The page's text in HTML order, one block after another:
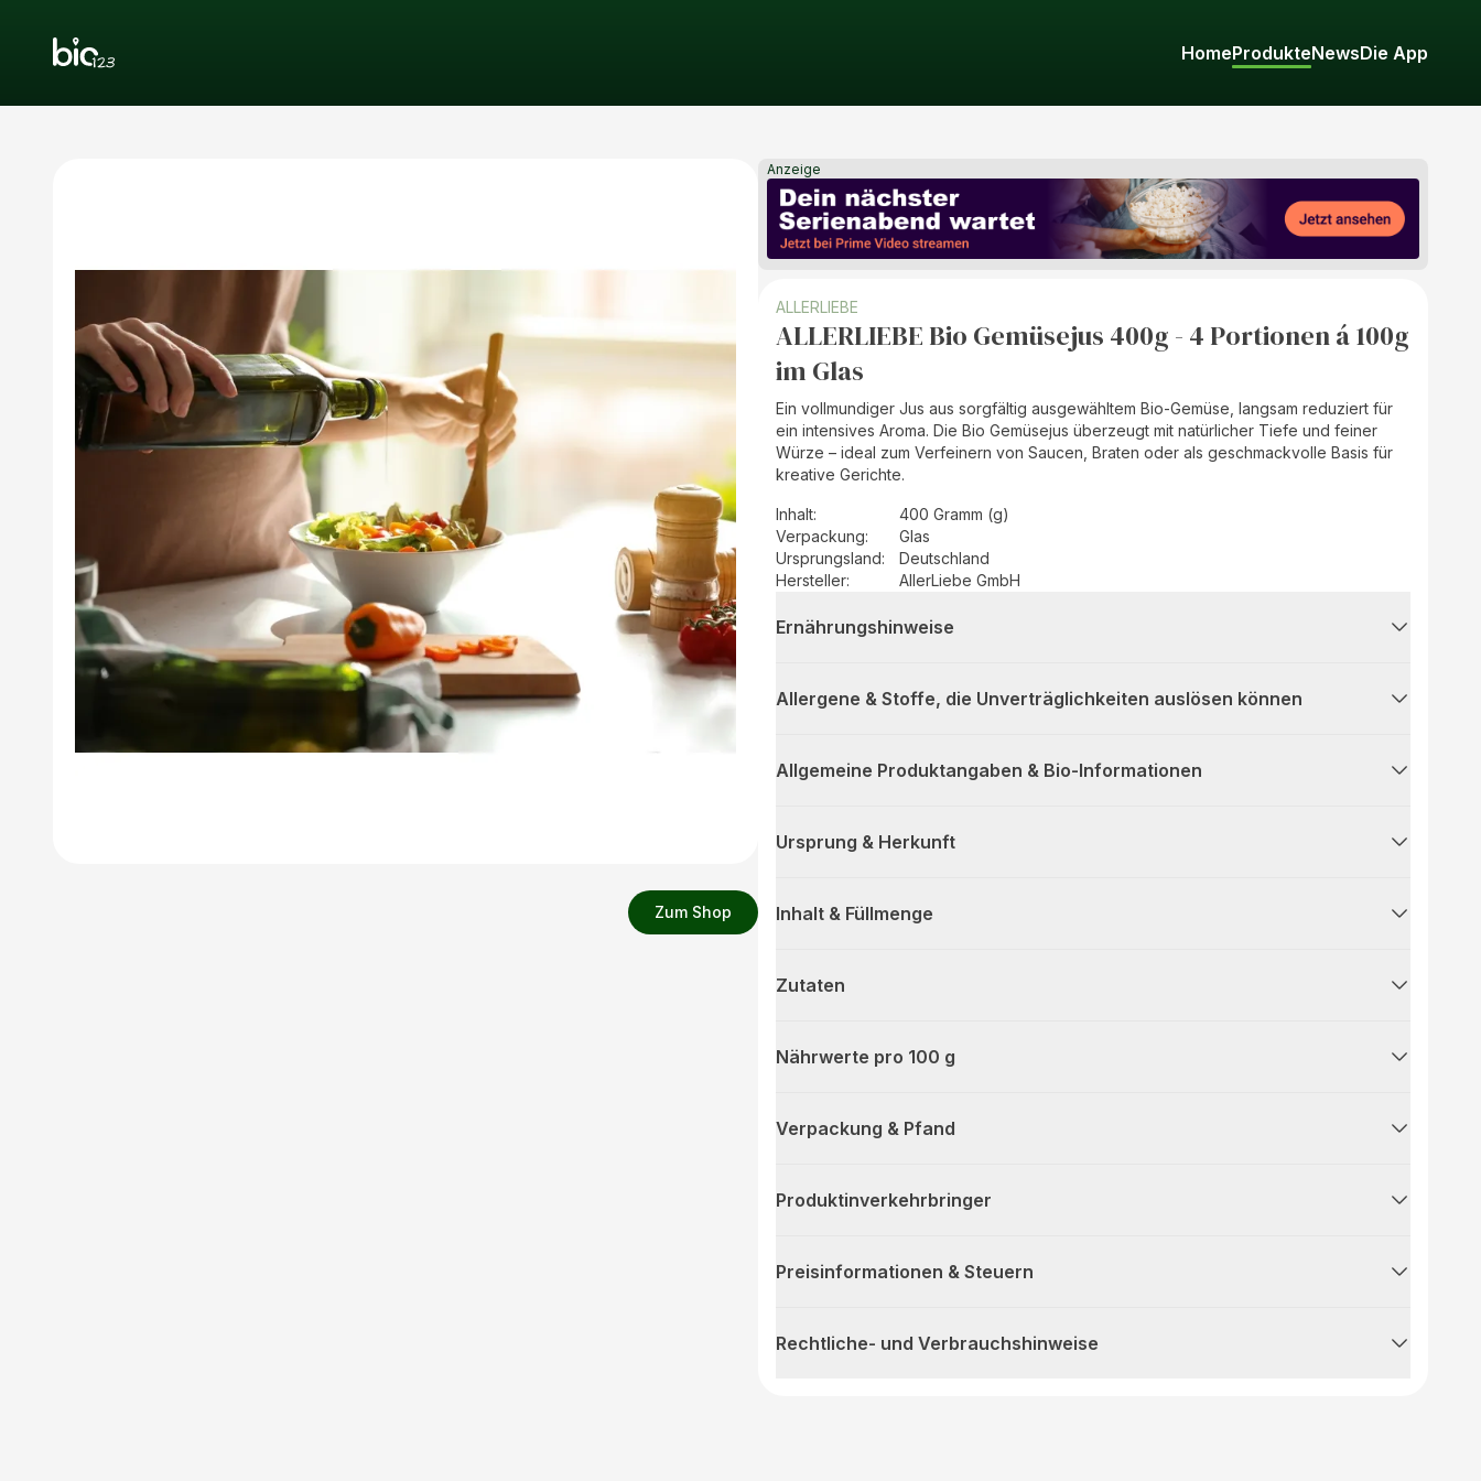
HomeProdukteNewsDie App
Zum Shop
Anzeige
ALLERLIEBE
ALLERLIEBE Bio Gemüsejus 400g - 4 Portionen á 100g
im Glas
Ein vollmundiger Jus aus sorgfältig ausgewähltem Bio-Gemüse, langsam reduziert für
ein intensives Aroma. Die Bio Gemüsejus überzeugt mit natürlicher Tiefe und feiner
Würze – ideal zum Verfeinern von Saucen, Braten oder als geschmackvolle Basis für
kreative Gerichte.
Inhalt:
400 Gramm (g)
Verpackung:
Glas
Ursprungsland:
Deutschland
Hersteller: AllerLiebe GmbH
Ernährungshinweise
Allergene & Stoffe, die Unverträglichkeiten auslösen können
Allgemeine Produktangaben & Bio-Informationen
Ursprung & Herkunft
Inhalt & Füllmenge
Zutaten
Nährwerte pro 100 g
Verpackung & Pfand
Produktinverkehrbringer
Preisinformationen & Steuern
Rechtliche- und Verbrauchshinweise